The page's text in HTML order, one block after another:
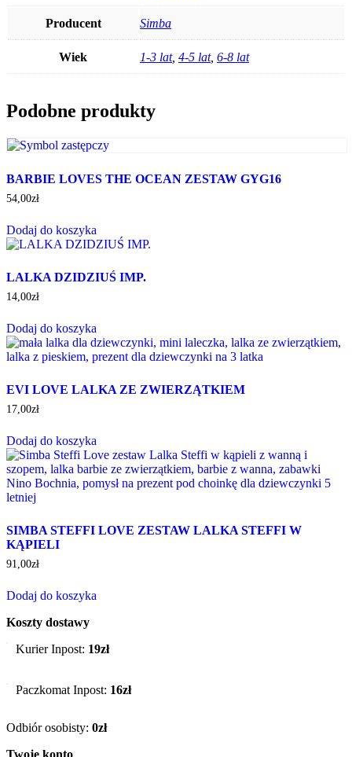
Producent Simba
Wiek 1-3 lat, 4-5 lat, 6-8 lat
Podobne produkty
BARBIE LOVES THE OCEAN ZESTAW GYG16
54,00zł
Dodaj do koszyka
LALKA DZIDZIUŚ IMP.
14,00zł
Dodaj do koszyka
EVI LOVE LALKA ZE ZWIERZĄTKIEM
17,00zł
Dodaj do koszyka
SIMBA STEFFI LOVE ZESTAW LALKA STEFFI W
KĄPIELI
91,00zł
Dodaj do koszyka
Koszty dostawy
Kurier Inpost: 19zł
Paczkomat Inpost: 16zł
Odbiór osobisty: 0zł
Twoje konto